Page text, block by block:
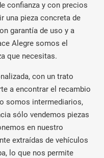
confianza y con precios
una pieza concreta de
garantía de uso y a
Alegre somos el
que necesitas.
con un trato
a encontrar el recambio
somos intermediarios,
sólo vendemos piezas
en nuestro
extraídas de vehículos
lo que nos permite